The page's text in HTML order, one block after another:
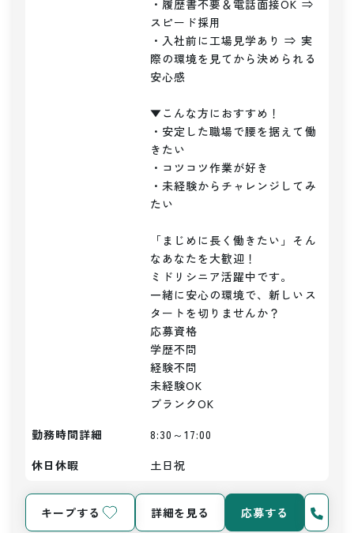
・履歴書不要＆電話面接OK ⇒
スピード採用
・入社前に工場見学あり ⇒ 実
際の環境を見てから決められる
安心感
▼こんな方におすすめ！
・安定した職場で腰を据えて働
きたい
・コツコツ作業が好き
・未経験からチャレンジしてみ
たい
「まじめに長く働きたい」そん
なあなたを大歓迎！
ミドリシニア活躍中です。
一緒に安心の環境で、新しいス
タートを切りませんか？
応募資格
学歴不問
経験不問
未経験OK
勤務時間詳細
8:30～17:00
休日休暇
土日祝
キープする 詳細を見る 応募する